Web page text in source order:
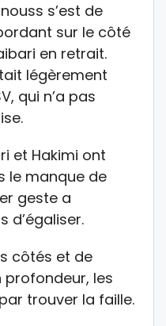
s’est de
sur le côté
en retrait.
légèrement
qui n’a pas
et Hakimi ont
le manque de
geste a
d’égaliser.
côtés et de
profondeur, les
trouver la faille.